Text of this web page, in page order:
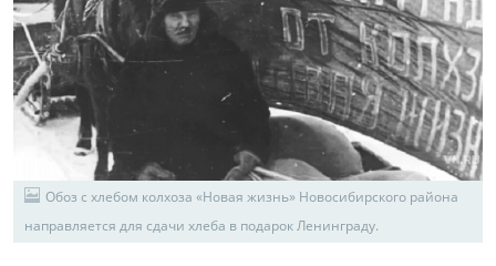
Обоз с хлебом колхоза «Новая жизнь» Новосибирского района
направляется для сдачи хлеба в подарок Ленинграду.